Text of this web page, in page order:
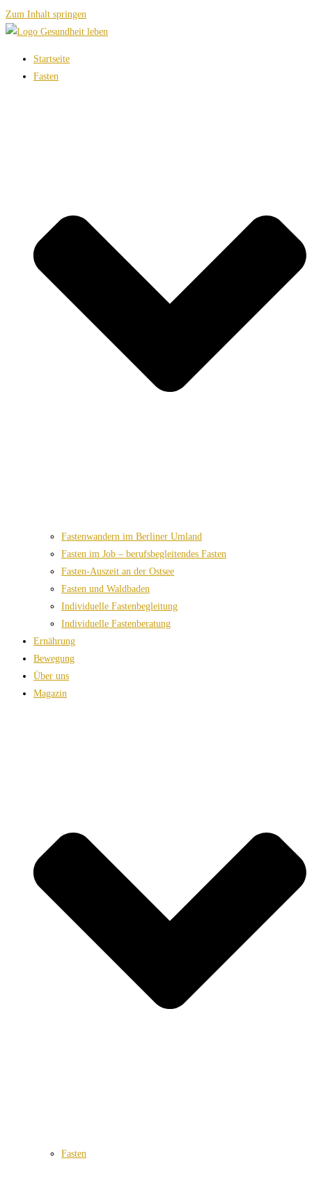
Zum Inhalt springen
Startseite
Fasten
Fastenwandern im Berliner Umland
Fasten im Job – berufsbegleitendes Fasten
Fasten-Auszeit an der Ostsee
Fasten und Waldbaden
Individuelle Fastenbegleitung
Individuelle Fastenberatung
Ernährung
Bewegung
Über uns
Magazin
Fasten